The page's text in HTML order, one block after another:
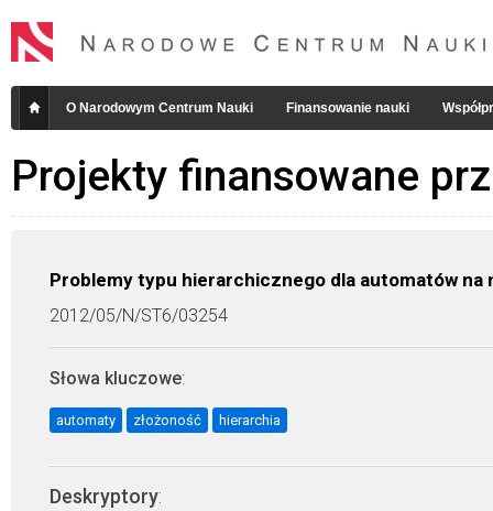
O Narodowym Centrum Nauki Finansowanie nauki
Projekty finansowane
Problemy typu hierarchicznego dla automatów na
2012/05/N/ST6/03254
Słowa kluczowe:
automaty złożoność hierarchia
Deskryptory: